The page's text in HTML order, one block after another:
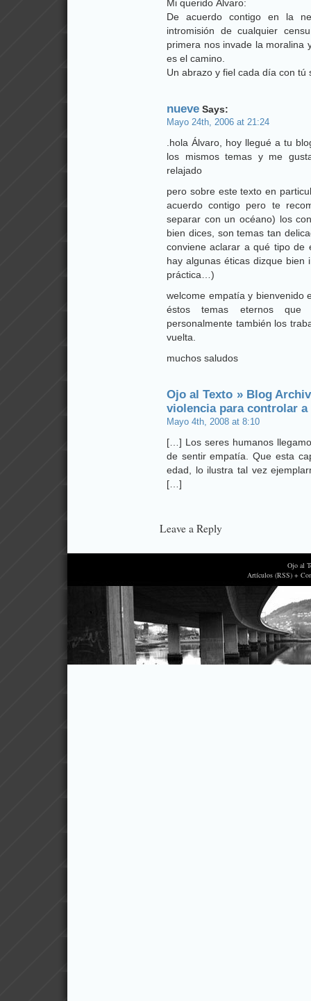
Mi querido Álvaro:
De acuerdo contigo en la
intromisión de cualquier
primera nos invade la moralina
es el camino.
Un abrazo y fiel cada día con
nueve Says:
Mayo 24th, 2006 at 21:24
.hola Álvaro, hoy llegué a tu
los mismos temas y me
relajado
pero sobre este texto en
acuerdo contigo pero te
separar con un océano) los
bien dices, son temas tan
conviene aclarar a qué tipo
hay algunas éticas dizque bien
práctica…)
welcome empatía y bienvenido
éstos temas eternos que
personalmente también los
vuelta.
muchos saludos
Ojo al Texto » Blog
violencia para controlar
Mayo 4th, 2008 at 8:10
[…] Los seres humanos
de sentir empatía. Que esta
edad, lo ilustra tal vez
[…]
Leave a Reply
Ojo al
Artículos (RSS) +